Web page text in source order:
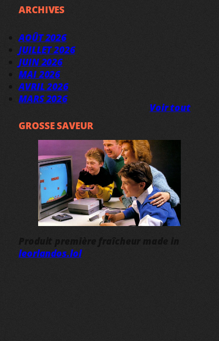
ARCHIVES
AOÛT 2026
JUILLET 2026
JUIN 2026
MAI 2026
AVRIL 2026
MARS 2026
Voir tout
GROSSE SAVEUR
Produit première fraîcheur made in
leorlandos.lol